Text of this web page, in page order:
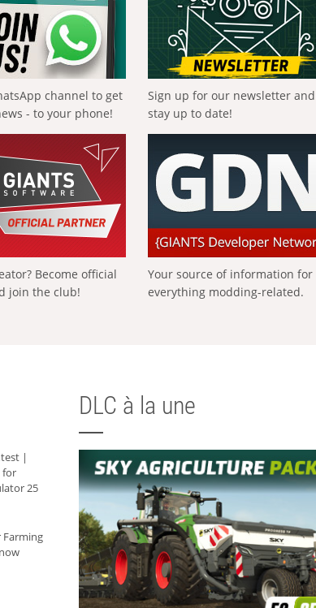
channel to get
- to your phone!
Sign up for our newsletter and
stay up to date!
Become official
join the club!
Your source of information for
everything modding-related.
|
for
25
Farming
DLC à la une